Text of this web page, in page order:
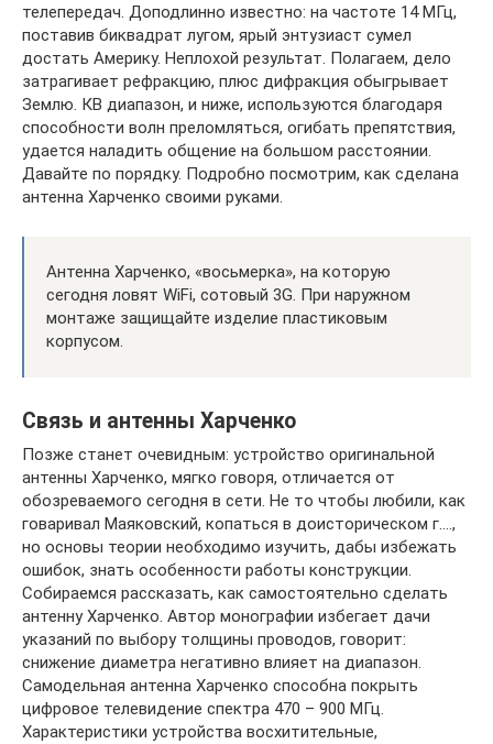
телепередач. Доподлинно известно: на частоте 14 МГц,
поставив биквадрат лугом, ярый энтузиаст сумел
достать Америку. Неплохой результат. Полагаем, дело
затрагивает рефракцию, плюс дифракция обыгрывает
Землю. КВ диапазон, и ниже, используются благодаря
способности волн преломляться, огибать препятствия,
удается наладить общение на большом расстоянии.
Давайте по порядку. Подробно посмотрим, как сделана
антенна Харченко своими руками.
Антенна Харченко, «восьмерка», на которую
сегодня ловят WiFi, сотовый 3G. При наружном
монтаже защищайте изделие пластиковым
корпусом.
Связь и антенны Харченко
Позже станет очевидным: устройство оригинальной
антенны Харченко, мягко говоря, отличается от
обозреваемого сегодня в сети. Не то чтобы любили, как
говаривал Маяковский, копаться в доисторическом г….,
но основы теории необходимо изучить, дабы избежать
ошибок, знать особенности работы конструкции.
Собираемся рассказать, как самостоятельно сделать
антенну Харченко. Автор монографии избегает дачи
указаний по выбору толщины проводов, говорит:
снижение диаметра негативно влияет на диапазон.
Самодельная антенна Харченко способна покрыть
цифровое телевидение спектра 470 – 900 МГц.
Характеристики устройства восхитительные,